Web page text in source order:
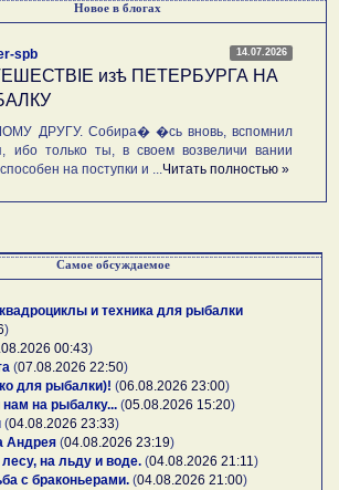
Новое в блогах
14.07.2026
spb
изѣ ПЕТЕРБУРГА НА
ДРУГУ. Собира� �сь вновь, вспомнил
ибо только ты, в своем возвеличи вании
на поступки и ...Читать полностью »
Самое обсуждаемое
и техника для рыбалки
)
00:43)
(07.08.2026 22:50)
для рыбалки)! (06.08.2026 23:00)
на рыбалку... (05.08.2026 15:20)
(04.08.2026 23:33)
Андрея (04.08.2026 23:19)
на льду и воде. (04.08.2026 21:11)
с браконьерами. (04.08.2026 21:00)